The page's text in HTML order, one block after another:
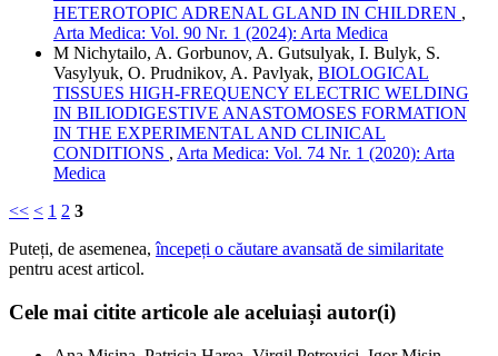
HETEROTOPIC ADRENAL GLAND IN CHILDREN ,
Arta Medica: Vol. 90 Nr. 1 (2024): Arta Medica
M Nichytailo, A. Gorbunov, A. Gutsulyak, I. Bulyk, S.
Vasylyuk, O. Prudnikov, A. Pavlyak, BIOLOGICAL
TISSUES HIGH-FREQUENCY ELECTRIC WELDING
IN BILIODIGESTIVE ANASTOMOSES FORMATION
IN THE EXPERIMENTAL AND CLINICAL
CONDITIONS , Arta Medica: Vol. 74 Nr. 1 (2020): Arta
Medica
<< < 1 2 3
Puteți, de asemenea,începeți o căutare avansată de similaritate
pentru acest articol.
Cele mai citite articole ale aceluiași autor(i)